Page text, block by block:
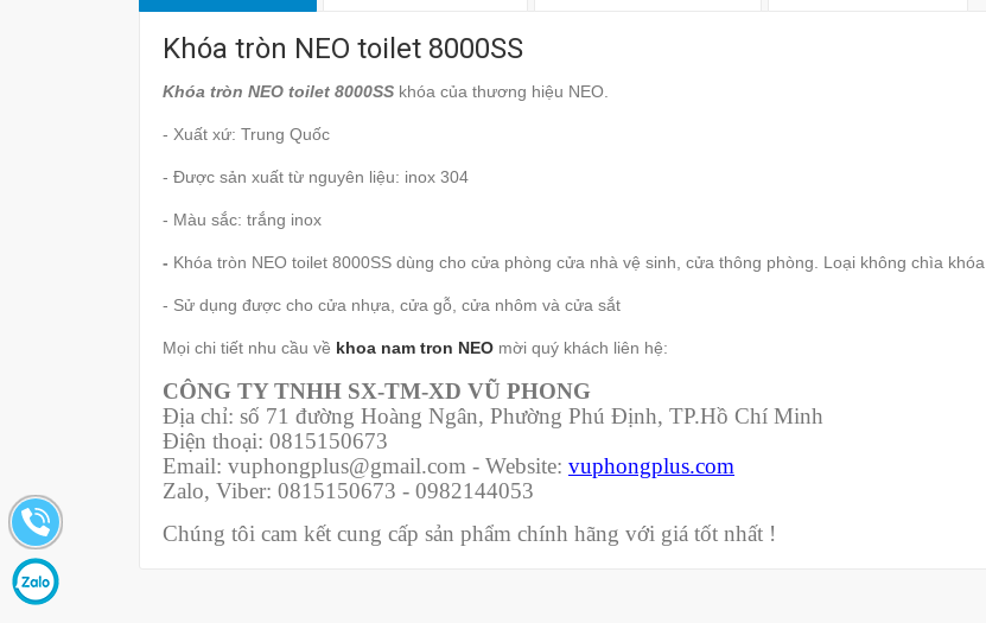
Khóa tròn NEO toilet 8000SS
Khóa tròn NEO toilet 8000SS khóa của thương hiệu NEO.
- Xuất xứ: Trung Quốc
- Được sản xuất từ nguyên liệu: inox 304
- Màu sắc: trắng inox
- Khóa tròn NEO toilet 8000SS dùng cho cửa phòng cửa nhà vệ sinh, cửa thông phòng. Loại không chìa khóa
- Sử dụng được cho cửa nhựa, cửa gỗ, cửa nhôm và cửa sắt
Mọi chi tiết nhu cầu về khoa nam tron NEO mời quý khách liên hệ:
CÔNG TY TNHH SX-TM-XD VŨ PHONG
Địa chỉ: số 71 đường Hoàng Ngân, Phường Phú Định, TP.Hồ Chí Minh
Điện thoại: 0815150673
Email: vuphongplus@gmail.com - Website: vuphongplus.com
Zalo, Viber: 0815150673 - 0982144053
Chúng tôi cam kết cung cấp sản phẩm chính hãng với giá tốt nhất !